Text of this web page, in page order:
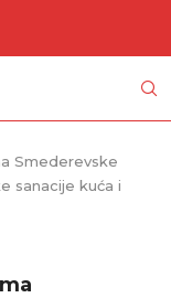
Smederevske
sanacije kuća i